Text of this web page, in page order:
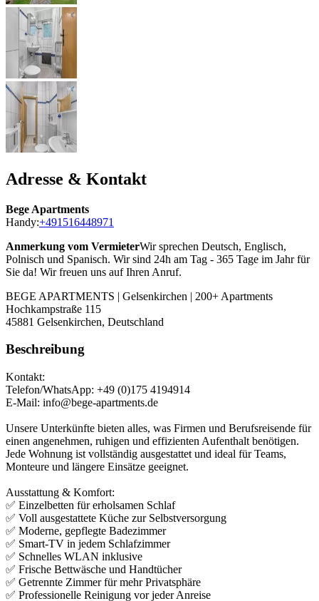
Adresse & Kontakt
Bege Apartments
Handy:+491516448971
Anmerkung vom VermieterWir sprechen Deutsch, Englisch,
Polnisch und Spanisch. Wir sind 24h am Tag - 365 Tage im Jahr für
Sie da! Wir freuen uns auf Ihren Anruf.
BEGE APARTMENTS | Gelsenkirchen | 200+ Apartments
Hochkampstraße 115
45881 Gelsenkirchen, Deutschland
Beschreibung
Kontakt:
Telefon/WhatsApp: +49 (0)175 4194914
E-Mail: info@bege-apartments.de
Unsere Unterkünfte bieten alles, was Firmen und Berufsreisende für
einen angenehmen, ruhigen und effizienten Aufenthalt benötigen.
Jede Wohnung ist vollständig ausgestattet und ideal für Teams,
Monteure und längere Einsätze geeignet.
Ausstattung & Komfort:
✅ Einzelbetten für erholsamen Schlaf
✅ Voll ausgestattete Küche zur Selbstversorgung
✅ Moderne, gepflegte Badezimmer
✅ Smart-TV in jedem Schlafzimmer
✅ Schnelles WLAN inklusive
✅ Frische Bettwäsche und Handtücher
✅ Getrennte Zimmer für mehr Privatsphäre
✅ Professionelle Reinigung vor jeder Anreise